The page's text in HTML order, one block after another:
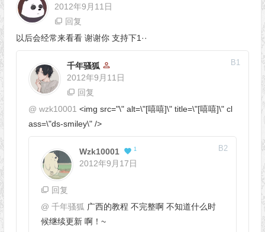
2012年9月11日
回复
以后会经常来看看 谢谢你 支持下1··
千年骚狐
2012年9月11日
B1
回复
@ wzk10001 <img src="\" alt=\"[嘻嘻]\" title=\"[嘻嘻]\" cl
ass=\"ds-smiley\" />
Wzk10001 1
2012年9月17日
B2
回复
@ 千年骚狐 广西的教程 不完整啊 不知道什么时
候继续更新 啊！~